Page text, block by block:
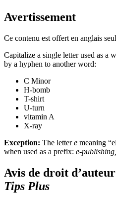
Avertissement
Ce contenu est offert en anglais
Capitalize a single letter used as a
by a hyphen to another word:
C Minor
H-bomb
T-shirt
U-turn
vitamin A
X-ray
Exception: The lettere meaning
when used as a prefix: e-
Avis de droit
Tips Plus